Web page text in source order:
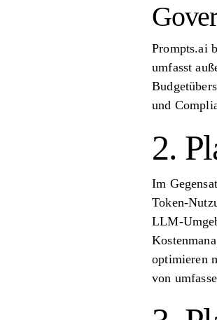
Prompts.ai
umfasst
und
2.
Im
Token-
LLM-
optimieren
von